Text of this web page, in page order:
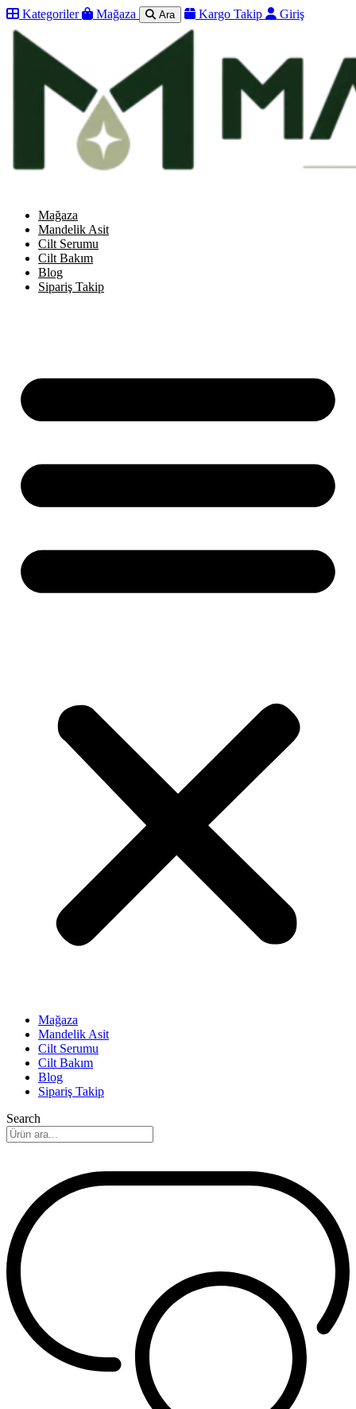
Kategoriler Mağaza Ara Kargo Takip Giriş
Mağaza
Mandelik Asit
Cilt Serumu
Cilt Bakım
Blog
Sipariş Takip
Mağaza
Mandelik Asit
Cilt Serumu
Cilt Bakım
Blog
Sipariş Takip
Search
Giriş Yap
Kategoriler Menü
Mandelik Asit
Mandelik Asit Peeling
Mandelik Asit Set